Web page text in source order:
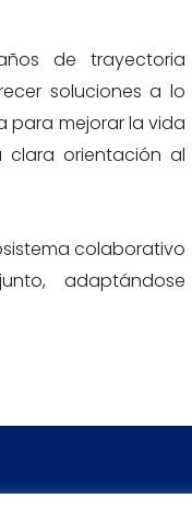
de trayectoria
soluciones a lo
para mejorar la vida
clara orientación al
colaborativo
adaptándose